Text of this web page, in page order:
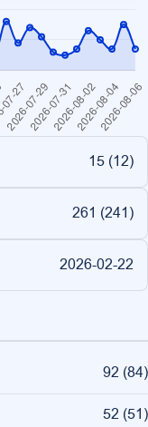
15 (12)
261 (241)
2026-02-22
92 (84)
52 (51)